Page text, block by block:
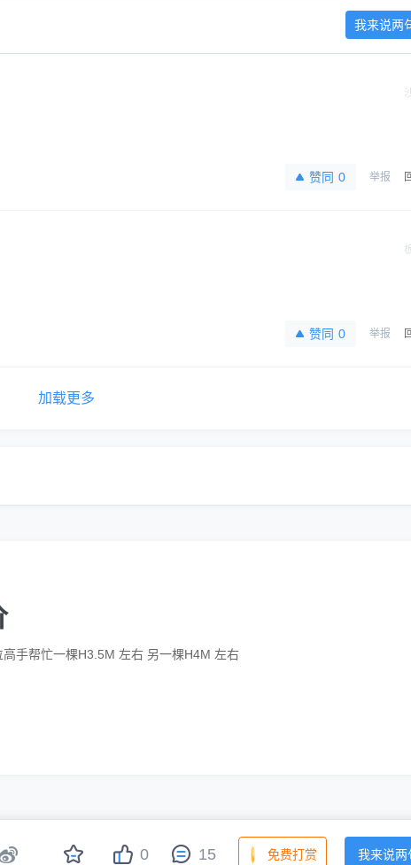
我来说两
举报
赞同 0
举报
赞同 0
加载更多
手帮忙一棵H3.5M 左右 另一棵H4M 左右
我来说两
免费打赏
15
0
| 联系我们 网站声明 帮助中心 网站地图 土木在线手机版